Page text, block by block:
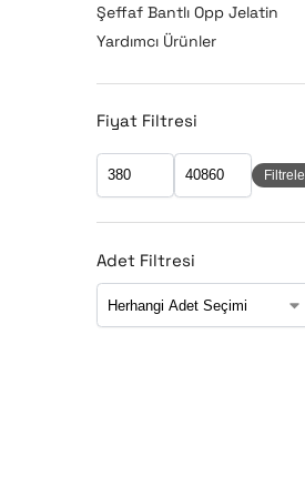
Şeffaf Bantlı Opp Jelatin
Yardımcı Ürünler
Fiyat Filtresi
Filtrele
Adet Filtresi